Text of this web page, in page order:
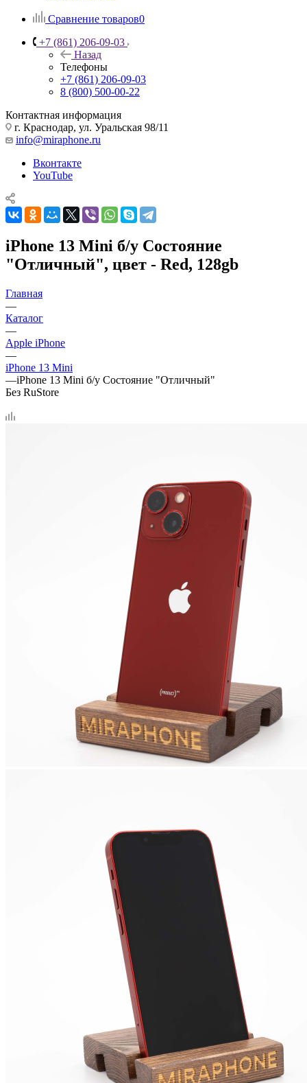
Сравнение товаров0
+7 (861) 206-09-03
Назад
Телефоны
+7 (861) 206-09-03
8 (800) 500-00-22
Контактная информация
г. Краснодар, ул. Уральская 98/11
info@miraphone.ru
Вконтакте
YouTube
iPhone 13 Mini б/у Состояние
"Отличный", цвет - Red, 128gb
Главная
—
Каталог
—
Apple iPhone
—
iPhone 13 Mini
—iPhone 13 Mini б/у Состояние "Отличный"
Без RuStore